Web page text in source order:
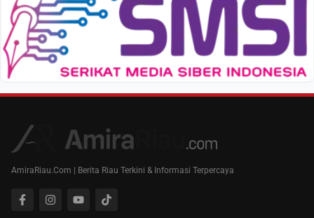
AmiraRiau.Com | Berita Riau Terkini & Informasi Terpercaya